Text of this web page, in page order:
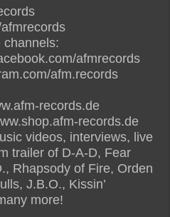
channels:
afmrecords
afm.records
records.de
records.de
videos, interviews, live
trailer of D-A-D, Fear
Rhapsody of Fire, Orden
J.B.O., Kissin’
more!